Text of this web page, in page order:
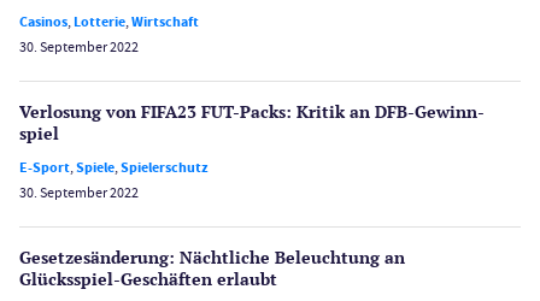
Casinos,Lotterie,Wirtschaft
30. September 2022
Verlosung von FIFA23 FUT-Packs: Kritik an DFB-Gewinn­
spiel
E-Sport,Spiele,Spielerschutz
30. September 2022
Gesetzes­änderung: Nächtliche Beleuch­tung an
Glücksspiel-Geschäften erlaubt